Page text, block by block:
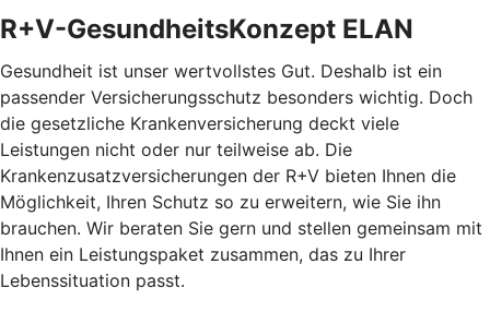
R+V-GesundheitsKonzept ELAN
Gesundheit ist unser wertvollstes Gut. Deshalb ist ein
passender Versicherungsschutz besonders wichtig. Doch
die gesetzliche Krankenversicherung deckt viele
Leistungen nicht oder nur teilweise ab. Die
Krankenzusatzversicherungen der R+V bieten Ihnen die
Möglichkeit, Ihren Schutz so zu erweitern, wie Sie ihn
brauchen. Wir beraten Sie gern und stellen gemeinsam mit
Ihnen ein Leistungspaket zusammen, das zu Ihrer
Lebenssituation passt.